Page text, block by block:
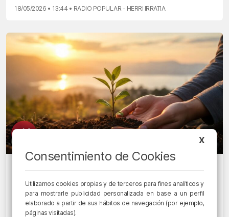
18/05/2026 • 13:44 • RADIO POPULAR - HERRI IRRATIA
La Casa de Marina propone aprender a
vivir “despacito”: autoestima, calma y
gratitud para el día a día
X
Consentimiento de Cookies
Utilizamos cookies propias y de terceros para fines analíticos y
para mostrarle publicidad personalizada en base a un perfil
elaborado a partir de sus hábitos de navegación (por ejemplo,
páginas visitadas).